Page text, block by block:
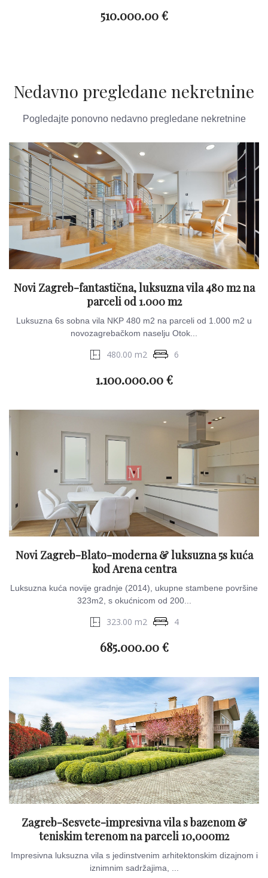
510.000.00 €
Nedavno pregledane nekretnine
Pogledajte ponovno nedavno pregledane nekretnine
Novi Zagreb-fantastična, luksuzna vila 480 m2 na
parceli od 1.000 m2
Luksuzna 6s sobna vila NKP 480 m2 na parceli od 1.000 m2 u
novozagrebačkom naselju Otok...
480.00 m2 6
1.100.000.00 €
Novi Zagreb-Blato-moderna & luksuzna 5s kuća
kod Arena centra
Luksuzna kuća novije gradnje (2014), ukupne stambene površine
323m2, s okućnicom od 200...
323.00 m2 4
685.000.00 €
Zagreb-Sesvete-impresivna vila s bazenom &
teniskim terenom na parceli 10,000m2
Impresivna luksuzna vila s jedinstvenim arhitektonskim dizajnom i
iznimnim sadržajima, ...